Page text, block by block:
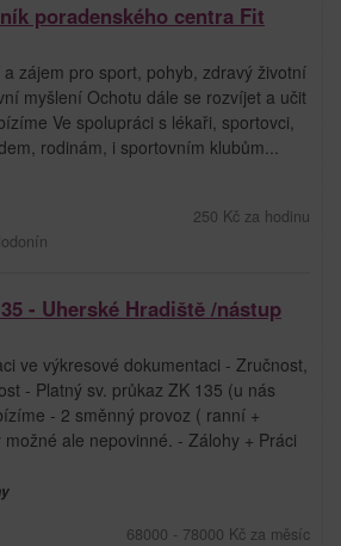
poradenského centra Fit
zájem pro sport, pohyb, zdravý životní
myšlení Ochotu dále se rozvíjet a učit
Ve spolupráci s lékaři, sportovci,
rodinám, i sportovním klubům...
250 Kč za hodinu
- Uherské Hradiště /nástup
ve výkresové dokumentaci - Zručnost,
- Platný sv. průkaz ZK 135 (u nás
- 2 směnný provoz ( ranní +
ale nepovinné. - Zálohy + Práci
68000 - 78000 Kč za měsíc